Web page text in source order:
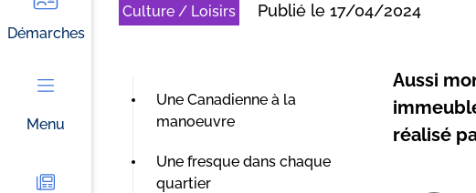
t
Démarches
Menu
Culture / Loisirs Publié le 17/04/2024
Une Canadienne à la
manoeuvre
Une fresque dans chaque
quartier
Aussi
réalisé